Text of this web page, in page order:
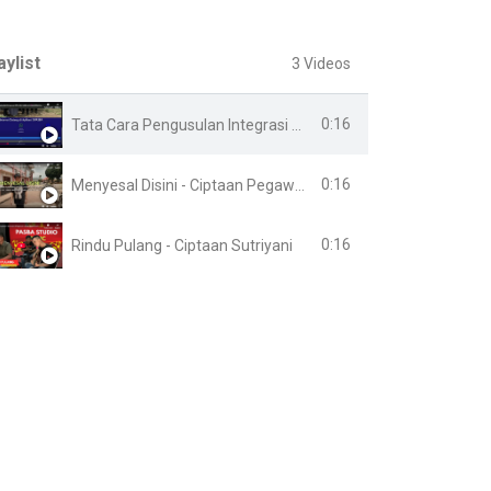
3 Videos
0:16
0:16
Rindu Pulang - Ciptaan Sutriyani 0:16